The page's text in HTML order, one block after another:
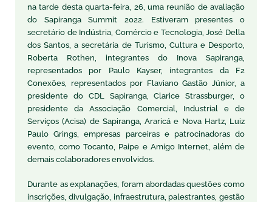
na tarde desta quarta-feira, 26, uma reunião de avaliação
do Sapiranga Summit 2022. Estiveram presentes o
secretário de Indústria, Comércio e Tecnologia, José Della
dos Santos, a secretária de Turismo, Cultura e Desporto,
Roberta Rothen, integrantes do Inova Sapiranga,
representados por Paulo Kayser, integrantes da F2
Conexões, representados por Flaviano Gastão Júnior, a
presidente do CDL Sapiranga, Clarice Strassburger, o
presidente da Associação Comercial, Industrial e de
Serviços (Acisa) de Sapiranga, Araricá e Nova Hartz, Luiz
Paulo Grings, empresas parceiras e patrocinadoras do
evento, como Tocanto, Paipe e Amigo Internet, além de
demais colaboradores envolvidos.
Durante as explanações, foram abordadas questões como
inscrições, divulgação, infraestrutura, palestrantes, gestão